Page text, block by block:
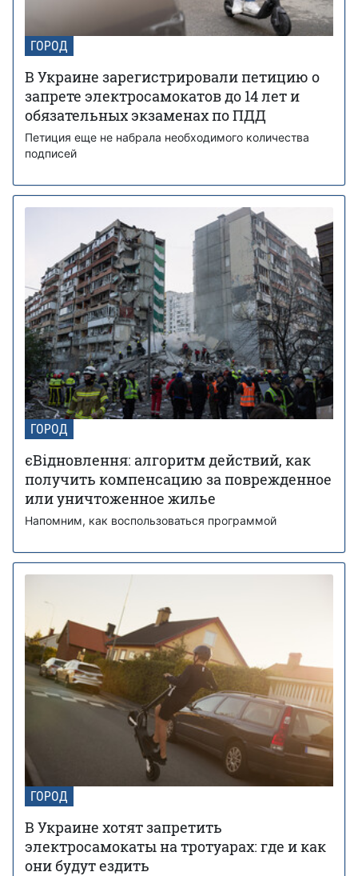
ГОРОД
В Украине зарегистрировали петицию о
запрете электросамокатов до 14 лет и
обязательных экзаменах по ПДД
Петиция еще не набрала необходимого количества
подписей
ГОРОД
єВідновлення: алгоритм действий, как
получить компенсацию за поврежденное
или уничтоженное жилье
Напомним, как воспользоваться программой
ГОРОД
В Украине хотят запретить
электросамокаты на тротуарах: где и как
они будут ездить